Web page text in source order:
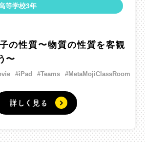
等学校3年
の性質〜物質の性質を客観
〜
#iPad #Teams #MetaMojiClassRoom
詳しく見る